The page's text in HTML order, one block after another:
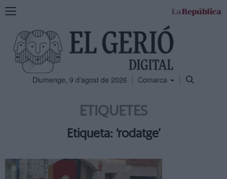
Mostra
navegació
Diumenge, 9 d'agost de 2026 Comarca
ETIQUETES
Etiqueta: ‘rodatge’